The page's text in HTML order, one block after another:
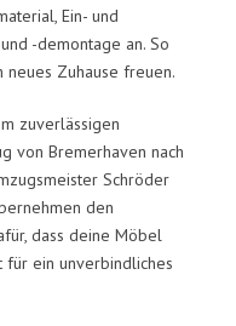
Ein- und
-demontage an. So
neues Zuhause freuen.
zuverlässigen
von Bremerhaven nach
Schröder
den
dass deine Möbel
für ein unverbindliches